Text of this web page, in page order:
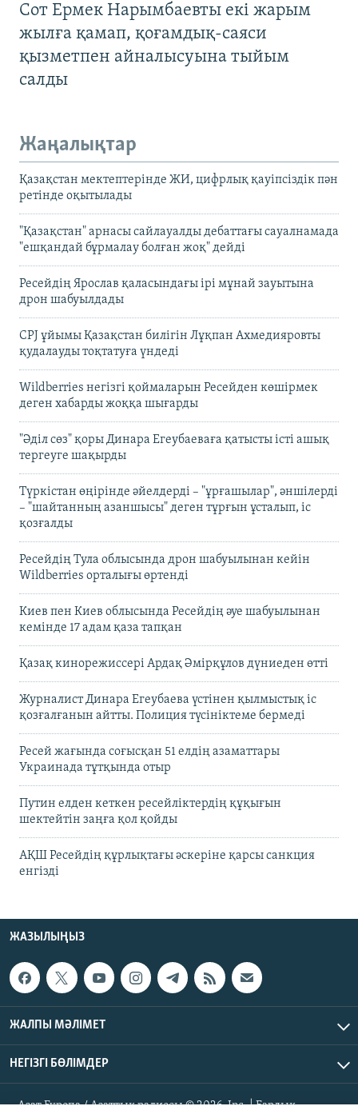
Сот Ермек Нарымбаевты екі жарым
жылға қамап, қоғамдық-саяси
қызметпен айналысуына тыйым
салды
Жаңалықтар
Қазақстан мектептерінде ЖИ, цифрлық қауіпсіздік пән
ретінде оқытылады
"Қазақстан" арнасы сайлауалды дебаттағы сауалнамада
"ешқандай бұрмалау болған жоқ" дейді
Ресейдің Ярослав қаласындағы ірі мұнай зауытына
дрон шабуылдады
CPJ ұйымы Қазақстан билігін Лұқпан Ахмедияровты
қудалауды тоқтатуға үндеді
Wildberries негізгі қоймаларын Ресейден көшірмек
деген хабарды жоққа шығарды
"Әділ сөз" қоры Динара Егеубаеваға қатысты істі ашық
тергеуге шақырды
Түркістан өңірінде әйелдерді – "ұрғашылар", әншілерді
– "шайтанның азаншысы" деген тұрғын ұсталып, іс
қозғалды
Ресейдің Тула облысында дрон шабуылынан кейін
Wildberries орталығы өртенді
Киев пен Киев облысында Ресейдің әуе шабуылынан
кемінде 17 адам қаза тапқан
Қазақ кинорежиссері Ардақ Әмірқұлов дүниеден өтті
Журналист Динара Егеубаева үстінен қылмыстық іс
қозғалғанын айтты. Полиция түсініктеме бермеді
Ресей жағында соғысқан 51 елдің азаматтары
Украинада тұтқында отыр
Путин елден кеткен ресейліктердің құқығын
шектейтін заңға қол қойды
АҚШ Ресейдің құрлықтағы әскеріне қарсы санкция
енгізді
ЖАЗЫЛЫҢЫЗ
ЖАЛПЫ МӘЛІМЕТ
НЕГІЗГІ БӨЛІМДЕР
Азат Еуропа / Азаттық радиосы © 2026, Inc. | Барлық